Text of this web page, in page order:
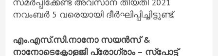
നവംബർ 5 വരെയായി ദീർഘിപ്പിച്ചിട്ടുണ്ട്.
എം.എസ്.സി.നാനോ സയൻസ് &
നാനോടെക്നോളജി പ്രോഗ്രാം – സ്പോട്ട്